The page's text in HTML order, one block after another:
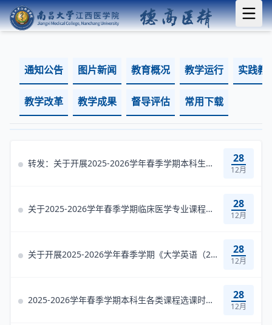
通知公告 图片新闻 教育概况 教学运行 实践教
教学改革 教学成果 督导评估 常用下载
转发：关于开展2025-2026学年春季学期本科生课表确认工作的通知 28
12月
关于2025-2026学年春季学期临床医学专业课程平行开课选课通知 28
12月
关于开展2025-2026学年春季学期《大学英语（2）》及高阶英语类课程选课... 28
12月
2025-2026学年春季学期本科生各类课程选课时间预告 28
12月